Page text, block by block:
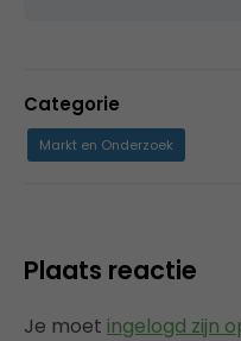
Categorie
Markt en Onderzoek
Plaats reactie
Je moet ingelogd zijn